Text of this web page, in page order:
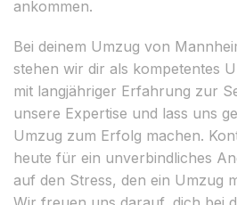
ankommen.
Bei deinem Umzug von
stehen wir dir als kompetentes
mit langjähriger Erfahrung zur
unsere Expertise und lass uns
Umzug zum Erfolg machen.
heute für ein unverbindliches
auf den Stress, den ein Umzug